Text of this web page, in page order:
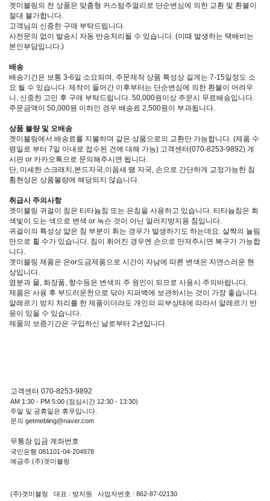
겟미블링의 전 상품은 맞춤형 커스텀주얼리로 단순변심에 의한 교환 및 환불이
절대 불가합니다.
고객님의 신중한 구매 부탁드립니다.
사전문의 없이 발송시 자동 반송처리될 수 있습니다. (이때 발생하는 택배비는
본인부담입니다.)
배송
배송기간은 보통 3-6일 소요되며, 주문제작 상품 특성상 길게는 7-15일정도 소
요 될 수 있습니다. 제작이 들어간 이후부터는 단순변심에 의한 환불이 어려우
니, 신중한 고민 후 구매 부탁드립니다. 50,000원이상 주문시 무료배송입니다.
주문금액이 50,000원 이하인 경우 배송료 2,500원이 부과됩니다.
상품 불량 및 오배송
겟미블링에서 배송료를 지불하며 같은 상품으로의 교환만 가능합니다. (제품 수
령일로 부터 7일 이내로 접수된 건에 대해 가능) 고객센터(070-8253-9892) 게
시판 or 카카오톡으로 문의해주시면 됩니다.
단, 미세한 스크래치,본드자국,이음새 땜 자국, 손으로 간단하게 교정가능한 침
휨현상은 상품불량에 해당되지 않습니다.
취급시 주의사항
겟미블링 귀걸이 침은 티타늄침 또는 은침을 사용하고 있습니다. 티타늄침은 회
색빛이 도는 색으로 변색 or 녹슨 것이 아닌 알러지방지용 침입니다.
귀걸이의 특성상 얇은 침 부분이 휘는 경우가 발생하기도 하는데요. 살짝의 눌림
만으로 휠 수가 있습니다. 침이 휘어진 경우엔 손으로 만져주시면 복구가 가능합
니다.
겟미블링 제품은 은or도금제품으로 시간이 자남에 따른 변색은 자연스러운 현
상입니다.
염분과 물, 화장품, 향수등은 변색의 주 원인이 되므로 사용시 주의바랍니다.
제품은 사용 후 부드러운천으로 닦아 지퍼백에 보관하시는 것이 가장 좋습니다.
알레르기 방지 처리를 한 제품이더라도 개인의 피부상태에 따라서 알레르기 반
응이 있을 수 있습니다.
제품의 보증기간은 구입하신 날로부터 2년입니다.
고객센터 070-8253-9892
AM 1:30 - PM 5:00 (점심시간 12:30 - 13:30)
주말 및 공휴일은 휴무입니다.
문의 getmebling@naver.com
무통장 입금 계좌번호
국민은행 081101-04-204978
예금주 (주)겟미블링
(주)겟미블링 대표 : 방지원 사업자번호 : 862-87-02130